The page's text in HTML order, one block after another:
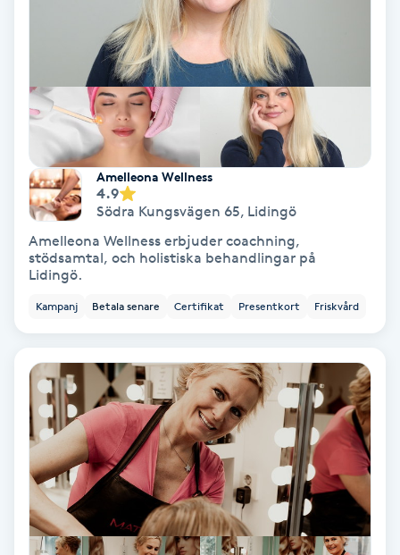
Skäggfärgning
Skäggklippning
Skönhet
Slingor
Sockring
Spa
Spa manikyr & pedikyr
Spa-manikyr
Amelleona Wellness
4.9
Södra Kungsvägen 65, Lidingö
Amelleona Wellness erbjuder coachning,
stödsamtal, och holistiska behandlingar på
Lidingö.
Kampanj Betala senare Certifikat Presentkort Friskvård